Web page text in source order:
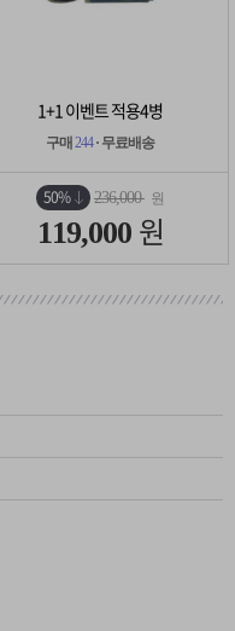
1+1 이벤트 적용4병
구매 244· 무료배송
50% 236,000 원
119,000 원